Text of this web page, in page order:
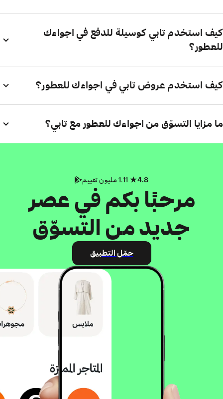
كيف استخدم تابي كوسيلة للدفع في اجواءك
للعطور؟
كيف استخدم عروض تابي في اجواءك للعطور؟
ما مزايا التسوّق من اجواءك للعطور مع تابي؟
4.8
مرحبًا بكم في عصر
جديد من التسوّق
حمّل التطبيق